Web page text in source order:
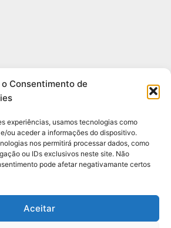
Consentimento de
experiências, usamos tecnologias como
ou aceder a informações do dispositivo.
nos permitirá processar dados, como
ou IDs exclusivos neste site. Não
pode afetar negativamante certos
Aceitar
e Cookies
sobre tecnologia, PC Gamer e guias